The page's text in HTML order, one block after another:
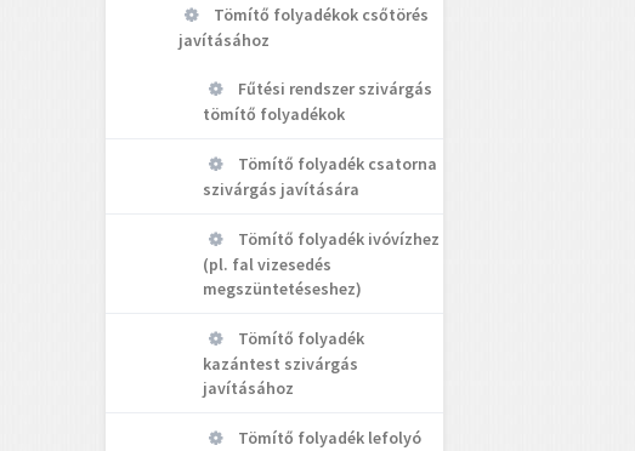
Tömítő folyadékok csőtörés
javításához
Fűtési rendszer szivárgás
tömítő folyadékok
Tömítő folyadék csatorna
szivárgás javítására
Tömítő folyadék ivóvízhez
(pl. fal vizesedés
megszüntetéseshez)
Tömítő folyadék
kazántest szivárgás
javításához
Tömítő folyadék lefolyó